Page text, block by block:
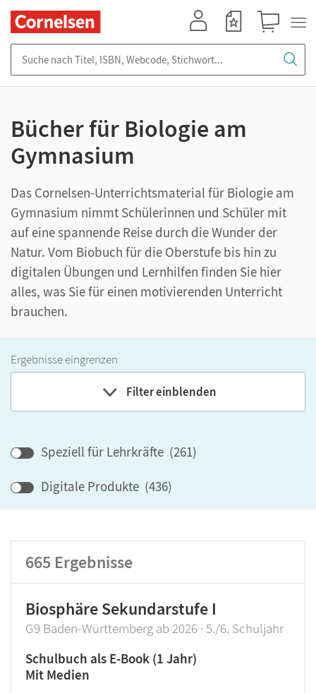
Bücher für Biologie am
Gymnasium
Das Cornelsen-Unterrichtsmaterial für Biologie am
Gymnasium nimmt Schülerinnen und Schüler mit
auf eine spannende Reise durch die Wunder der
Natur. Vom Biobuch für die Oberstufe bis hin zu
digitalen Übungen und Lernhilfen finden Sie hier
alles, was Sie für einen motivierenden Unterricht
brauchen.
Ergebnisse eingrenzen
Filter einblenden
Lehrwerk/Reihe
Produktart
Speziell für Lehrkräfte (261)
Digitale Produkte (436)
665 Ergebnisse
Biosphäre Sekundarstufe I
G9 Baden-Württemberg ab 2026 · 5./6. Schuljahr
Schulbuch als E-Book (1 Jahr)
Mit Medien